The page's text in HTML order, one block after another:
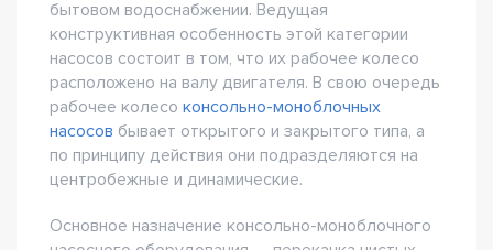
бытовом водоснабжении. Ведущая
конструктивная особенность этой категории
насосов состоит в том, что их рабочее колесо
расположено на валу двигателя. В свою очередь
рабочее колесо консольно-моноблочных
насосов бывает открытого и закрытого типа, а
по принципу действия они подразделяются на
центробежные и динамические.
Основное назначение консольно-моноблочного